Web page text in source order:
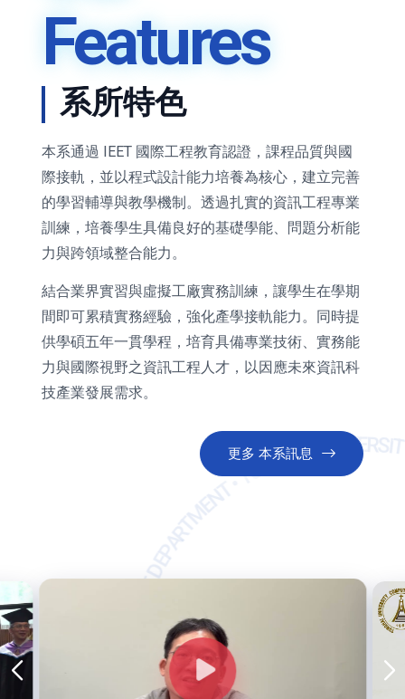
Features
系所特色
本系通過 IEET 國際工程教育認證，課程品質與國
際接軌，並以程式設計能力培養為核心，建立完善
的學習輔導與教學機制。透過扎實的資訊工程專業
訓練，培養學生具備良好的基礎學能、問題分析能
力與跨領域整合能力。
結合業界實習與虛擬工廠實務訓練，讓學生在學期
間即可累積實務經驗，強化產學接軌能力。同時提
供學碩五年一貫學程，培育具備專業技術、實務能
力與國際視野之資訊工程人才，以因應未來資訊科
技產業發展需求。
更多 本系訊息